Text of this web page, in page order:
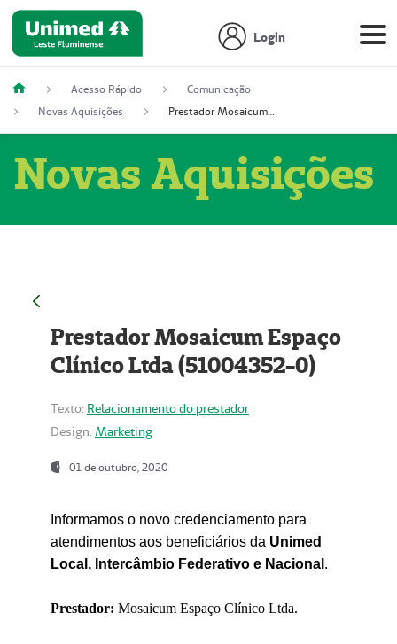
Login
Acesso Rápido
Comunicação
Novas Aquisições
Prestador Mosaicum Espaço Clínico Ltda (51004352-0)
Novas Aquisições
Prestador Mosaicum Espaço
Clínico Ltda (51004352-0)
Texto: Relacionamento do prestador
Design: Marketing
01 de outubro, 2020
Informamos o novo credenciamento para
atendimentos aos beneficiários da Unimed
Local, Intercâmbio Federativo e Nacional .
Prestador: Mosaicum Espaço Clínico Ltda.